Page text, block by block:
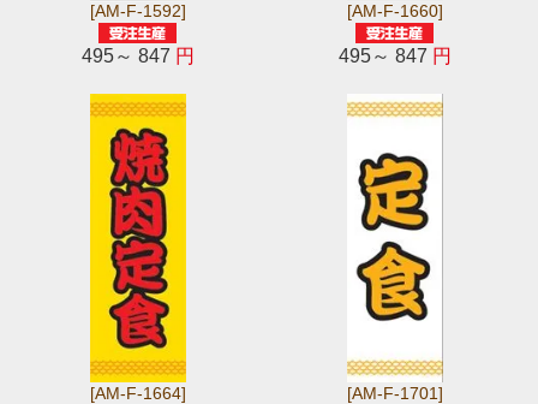
[AM-F-1592]
495～ 847 円
[AM-F-1660]
495～ 847 円
[AM-F-1664] [AM-F-1701]